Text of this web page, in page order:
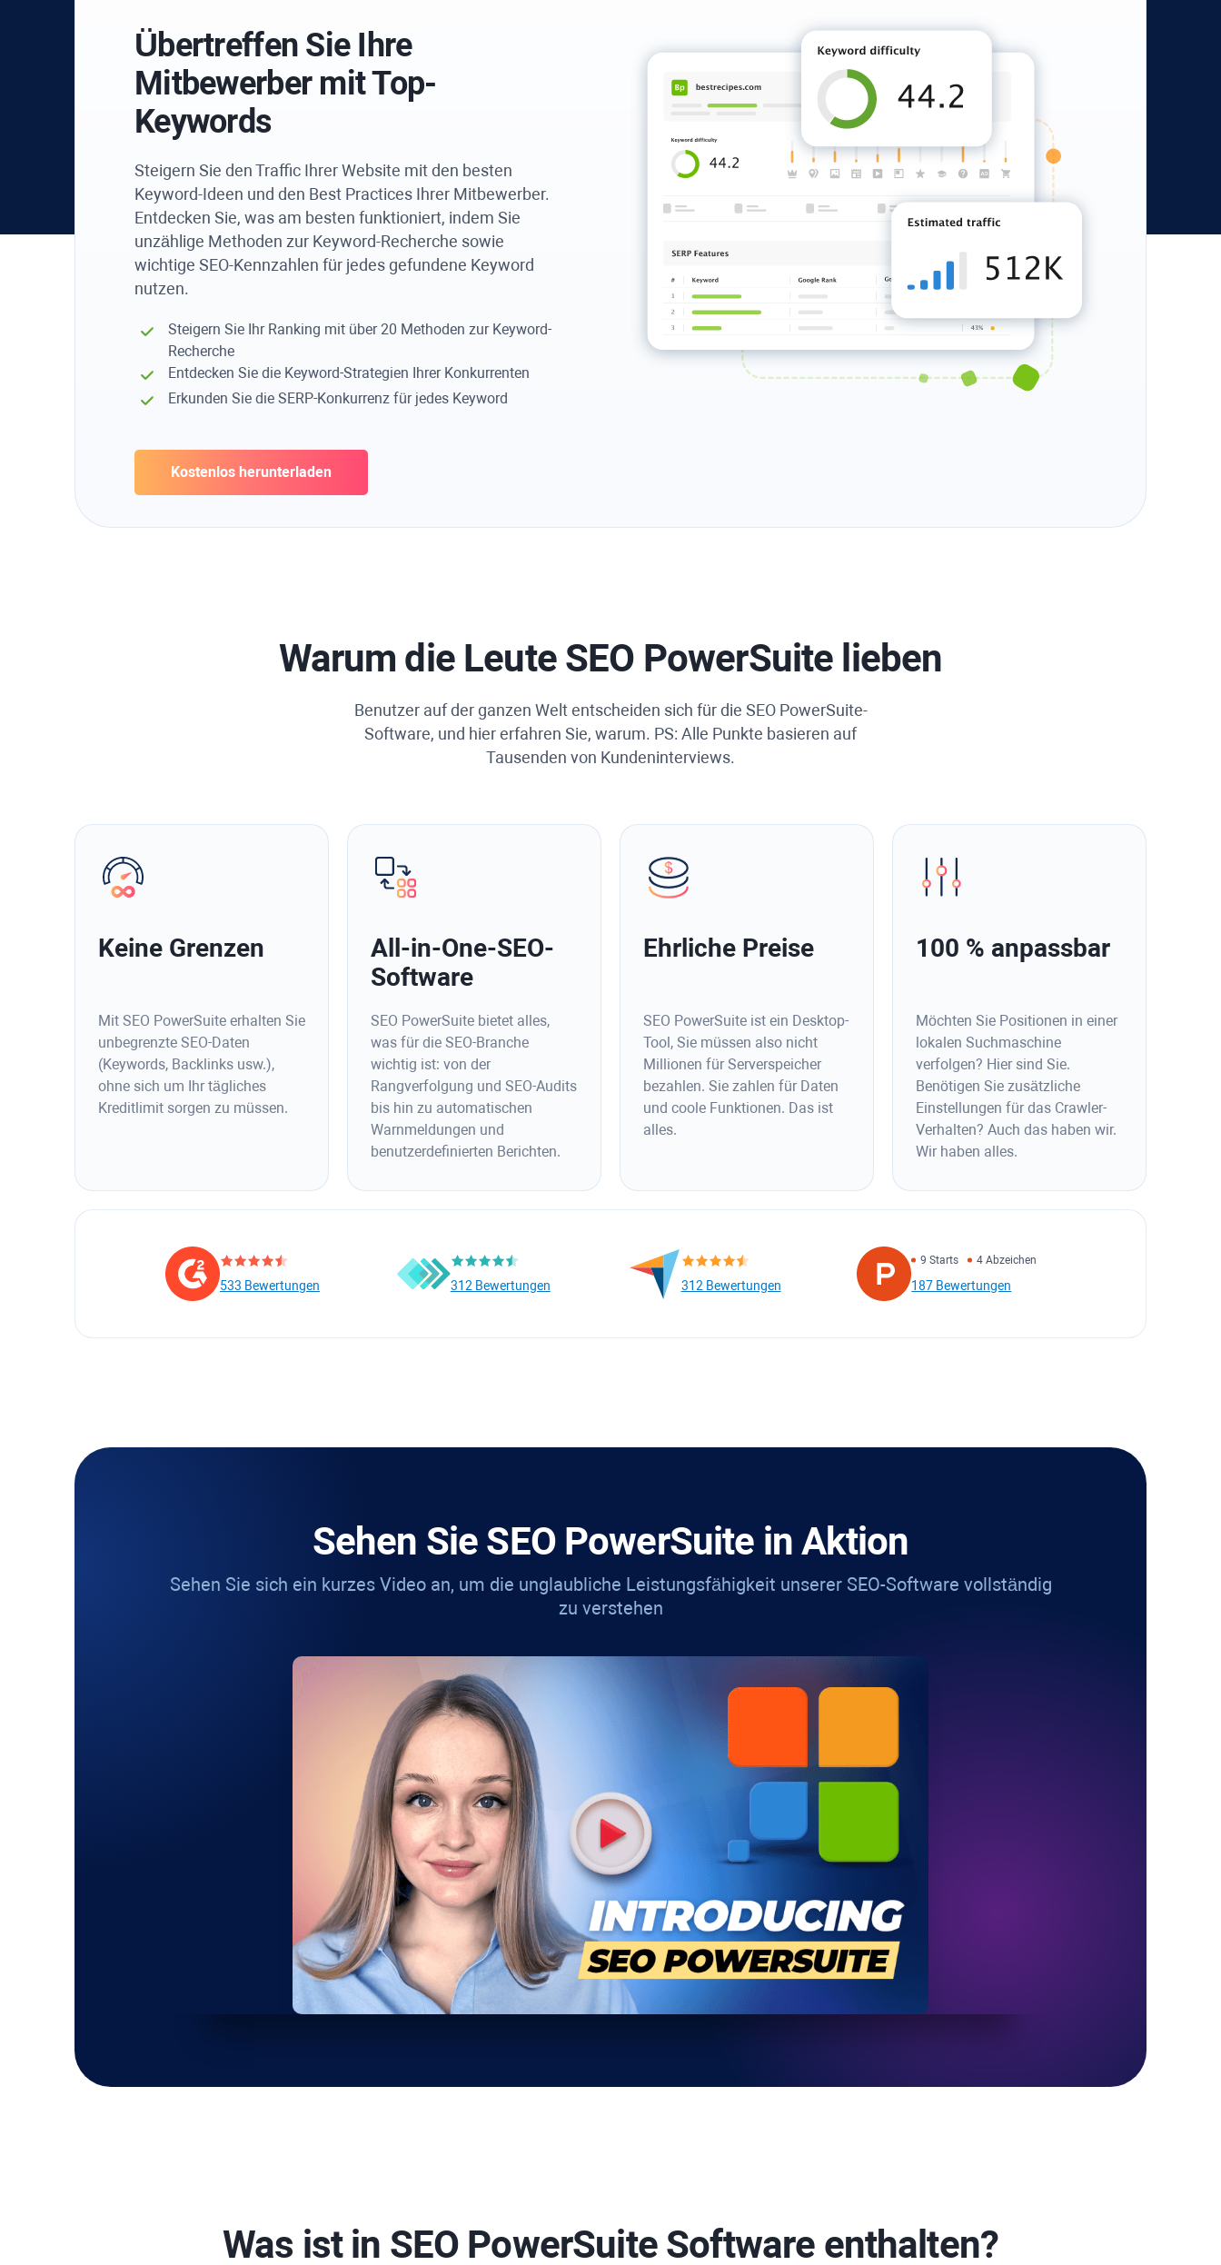
Übertreffen Sie Ihre
Mitbewerber mit Top-
Keywords
Steigern Sie den Traffic Ihrer Website mit den besten
Keyword-Ideen und den Best Practices Ihrer Mitbewerber.
Entdecken Sie, was am besten funktioniert, indem Sie
unzählige Methoden zur Keyword-Recherche sowie
wichtige SEO-Kennzahlen für jedes gefundene Keyword
nutzen.
Steigern Sie Ihr Ranking mit über 20 Methoden zur Keyword-
Recherche
Entdecken Sie die Keyword-Strategien Ihrer Konkurrenten
Erkunden Sie die SERP-Konkurrenz für jedes Keyword
Kostenlos herunterladen
Warum die Leute SEO PowerSuite lieben
Benutzer auf der ganzen Welt entscheiden sich für die SEO PowerSuite-
Software, und hier erfahren Sie, warum. PS: Alle Punkte basieren auf
Tausenden von Kundeninterviews.
Keine Grenzen
Mit SEO PowerSuite erhalten Sie
unbegrenzte SEO-Daten
(Keywords, Backlinks usw.),
ohne sich um Ihr tägliches
Kreditlimit sorgen zu müssen.
All-in-One-SEO-
Software
SEO PowerSuite bietet alles,
was für die SEO-Branche
wichtig ist: von der
Rangverfolgung und SEO-Audits
bis hin zu automatischen
Warnmeldungen und
benutzerdefinierten Berichten.
Ehrliche Preise
SEO PowerSuite ist ein Desktop-
Tool, Sie müssen also nicht
Millionen für Serverspeicher
bezahlen. Sie zahlen für Daten
und coole Funktionen. Das ist
alles.
100 % anpassbar
Möchten Sie Positionen in einer
lokalen Suchmaschine
verfolgen? Hier sind Sie.
Benötigen Sie zusätzliche
Einstellungen für das Crawler-
Verhalten? Auch das haben wir.
Wir haben alles.
533 Bewertungen 312 Bewertungen 312 Bewertungen
9 Starts 4 Abzeichen
187 Bewertungen
Sehen Sie SEO PowerSuite in Aktion
Sehen Sie sich ein kurzes Video an, um die unglaubliche Leistungsfähigkeit unserer SEO-Software vollständig
zu verstehen
Was ist in SEO PowerSuiteSoftware enthalten?